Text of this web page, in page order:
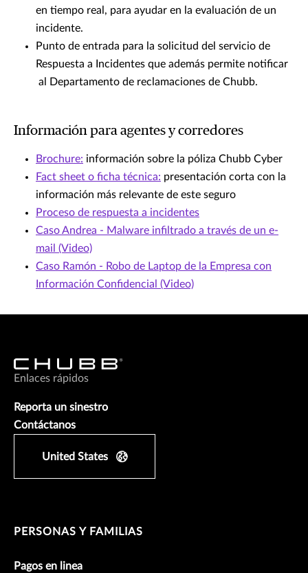
en tiempo real, para ayudar en la evaluación de un
incidente.
Punto de entrada para la solicitud del servicio de
Respuesta a Incidentes que además permite notificar
al Departamento de reclamaciones de Chubb.
Información para agentes y corredores
Brochure: información sobre la póliza Chubb Cyber
Fact sheet o ficha técnica: presentación corta con la
información más relevante de este seguro
Proceso de respuesta a incidentes
Caso Andrea - Malware infiltrado a través de un e-
mail (Video)
Caso Ramón - Robo de Laptop de la Empresa con
Información Confidencial (Video)
Enlaces rápidos
Reporta un sinestro
Contáctanos
United States
PERSONAS Y FAMILIAS
Pagos en linea